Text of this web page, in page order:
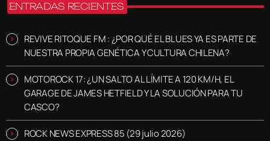
ENTRADAS RECIENTES
REVIVE RITOQUE FM : ¿POR QUÉ EL BLUES YA ES PARTE DE
NUESTRA PROPIA GENÉTICA Y CULTURA CHILENA?
MOTOROCK 17: ¿UN SALTO AL LÍMITE A 120 KM/H, EL
GARAGE DE JAMES HETFIELD Y LA SOLUCIÓN PARA TU
CASCO?
ROCK NEWS EXPRESS 85 (29 julio 2026)